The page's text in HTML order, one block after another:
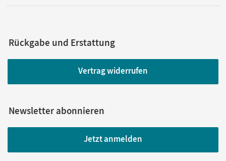
Rückgabe und Erstattung
Vertrag widerrufen
Newsletter abonnieren
Jetzt anmelden